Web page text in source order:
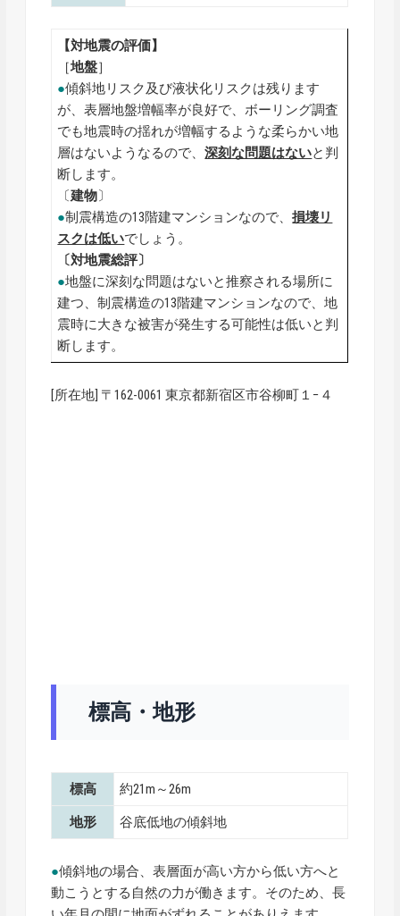
【対地震の評価】
［地盤］
●傾斜地リスク及び液状化リスクは残ります
が、表層地盤増幅率が良好で、ボーリング調査
でも地震時の揺れが増幅するような柔らかい地
層はないようなるので、深刻な問題はないと判
断します。
〔建物〕
●制震構造の13階建マンションなので、損壊リ
スクは低いでしょう。
〔対地震総評〕
●地盤に深刻な問題はないと推察される場所に
建つ、制震構造の13階建マンションなので、地
震時に大きな被害が発生する可能性は低いと判
断します。
[所在地] 〒162-0061 東京都新宿区市谷柳町１−４
標高・地形
標高 約21m～26m
地形 谷底低地の傾斜地
●傾斜地の場合、表層面が高い方から低い方へと
動こうとする自然の力が働きます。そのため、長